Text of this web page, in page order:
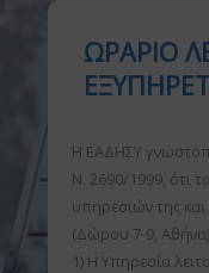
ΩΡΑΡΙΟ
Η ΕΑΔΗΣΥ
Ν. 2690/1999, ότι
υπηρεσιών της
(Δώρου 7-9,
1) Η Υπηρεσία